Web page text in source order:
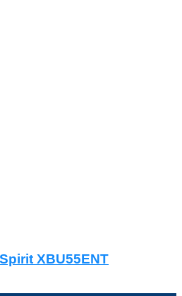
XBU55ENT